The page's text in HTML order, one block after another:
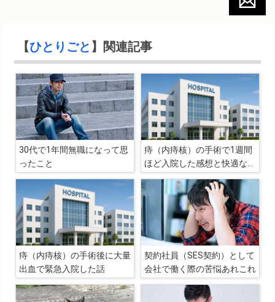
【ひとりごと 】関連記事
30代で1年間無職になって思
ったこと
痔（内痔核）の手術で1週間
ほど入院した感想と快適な入
院生活を送るために必要なこ
と
痔（内痔核）の手術後に大量
出血で緊急入院した話
契約社員（SES契約）として
会社で働く際の苦悩あれこれ